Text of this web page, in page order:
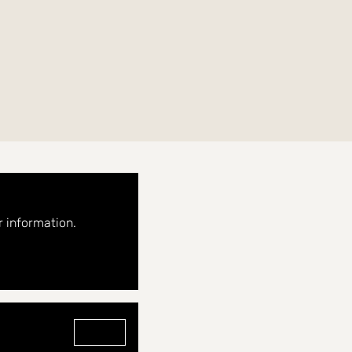
för extra bekvämlighet. Den inglasade
restauranger, båtplatser och badplats på
information.